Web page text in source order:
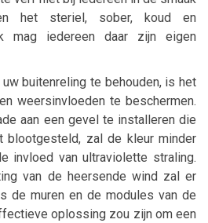
het steriel, sober, koud en
mag iedereen daar zijn eigen
buitenreling te behouden, is het
weersinvloeden te beschermen.
aan een gevel te installeren die
blootgesteld, zal de kleur minder
invloed van ultraviolette straling.
van de heersende wind zal er
de muren en de modules van de
oplossing zou zijn om een